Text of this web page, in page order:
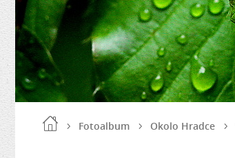
Fotoalbum Okolo Hradce